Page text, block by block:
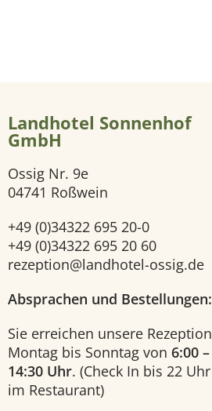
e
o
e
U
Landhotel Sonnenhof
GmbH
Ossig Nr. 9e
04741 Roßwein
+49 (0)34322 695 20-0
+49 (0)34322 695 20 60
rezeption@landhotel-ossig.de
Absprachen und Bestellungen:
Sie erreichen unsere Rezeption
Montag bis Sonntag von 6:00 –
14:30 Uhr. (Check In bis 22 Uhr
im Restaurant)